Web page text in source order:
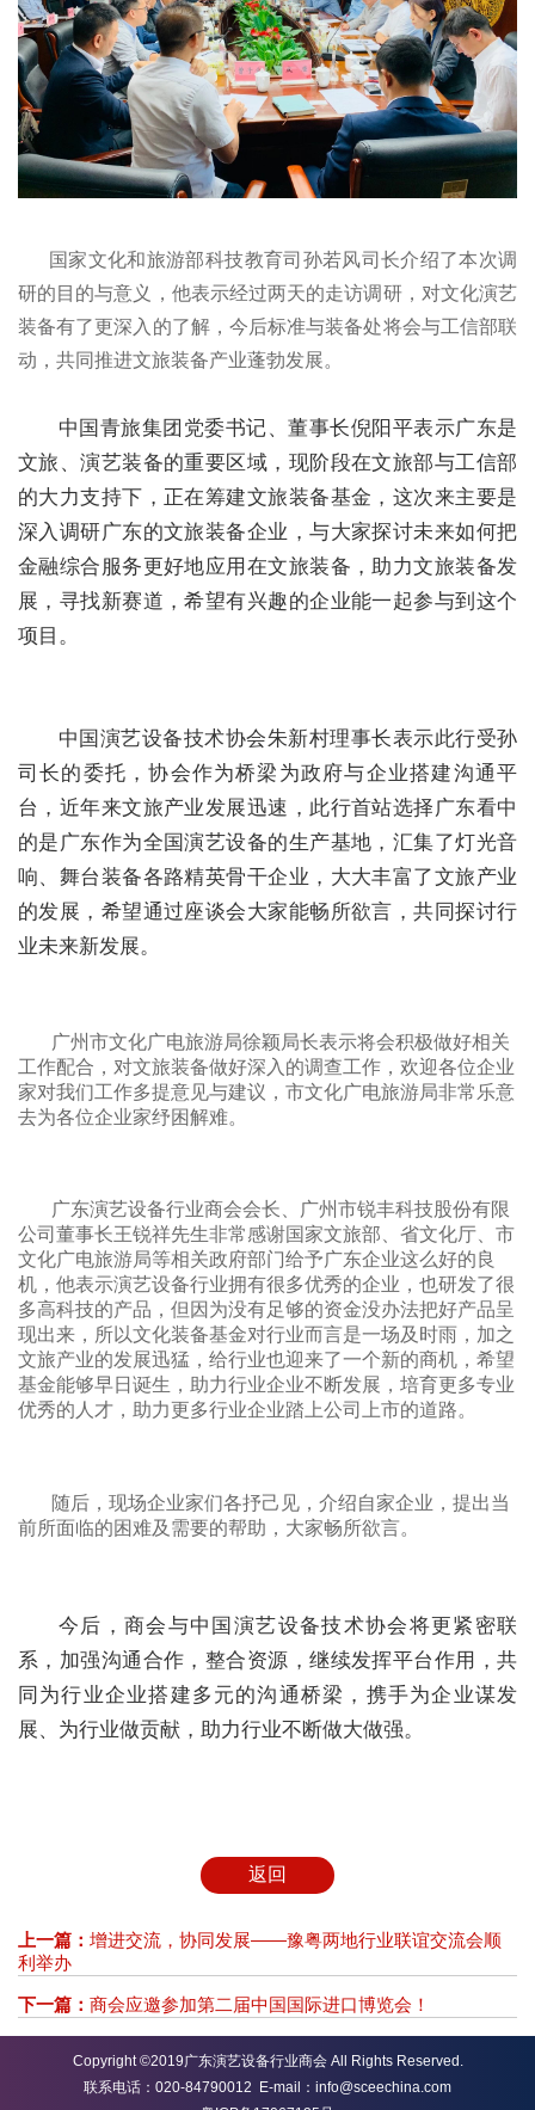
国家文化和旅游部科技教育司孙若风司长介绍了本次调
研的目的与意义，他表示经过两天的走访调研，对文化演艺
装备有了更深入的了解，今后标准与装备处将会与工信部联
动，共同推进文旅装备产业蓬勃发展。
中国青旅集团党委书记、董事长倪阳平表示广东是
文旅、演艺装备的重要区域，现阶段在文旅部与工信部
的大力支持下，正在筹建文旅装备基金，这次来主要是
深入调研广东的文旅装备企业，与大家探讨未来如何把
金融综合服务更好地应用在文旅装备，助力文旅装备发
展，寻找新赛道，希望有兴趣的企业能一起参与到这个
项目。
中国演艺设备技术协会朱新村理事长表示此行受孙
司长的委托，协会作为桥梁为政府与企业搭建沟通平
台，近年来文旅产业发展迅速，此行首站选择广东看中
的是 广东作为全国演艺设备的生产基地，汇集了灯光音
响、舞台装备各路精英骨干企业， 大大丰富了文旅产业
的发展，希望通过座谈会大家能畅所欲言，共同探讨行
业未来新发展。
广州市文化广电旅游局徐颖局长表示将会积极做好相关
工作配合，对文旅装备做好深入的调查工作，欢迎各位企业
家对我们工作多提意见与建议， 市文化广电旅游局非常乐意
去为各位企业家纾困解难。
广东演艺设备行业商会会长 、广州市锐丰科技股份有限
公司董事长王锐祥先生非常感谢国家文旅部、省文化厅、 市
文化广电旅游局等相关政府部门给予广东企业这么好的良
机，他表示演艺设备行业拥有很多优秀的企业，也研发了很
多高科技的产品，但因为没有足够的资金没办法把好产品呈
现出来，所以文化装备基金对行业而言是一场及时雨，加之
文旅产业的发展迅猛，给行业也迎来了一个新的商机，希望
基金能够早日诞生，助力行业企业不断发展，培育更多专业
优秀的人才，助力更多行业企业踏上公司上市的道路。
随后，现场企业家们各抒己见，介绍自家企业，提出当
前所面临的困难及需要的帮助，大家畅所欲言。
今后，商会与中国演艺设备技术协会将更紧密联
系，加强沟通合作，整合资源，继续发挥平台作用，共
同为行业企业搭建多元的沟通桥梁，携手为企业谋发
展、为行业做贡献，助力行业不断做大做强。
返回
上一篇： 增进交流，协同发展——豫粤两地行业联谊交流会顺
利举办
下一篇： 商会应邀参加第二届中国国际进口博览会！
Copyright ©2019广东演艺设备行业商会 All Rights Reserved.
联系电话：020-84790012 E-mail：info@sceechina.com